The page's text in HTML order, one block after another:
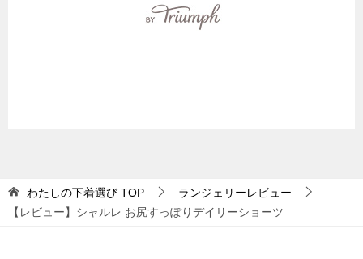
わたしの下着選び TOP
ランジェリーレビュー
【レビュー】シャルレ お尻すっぽりデイリーショーツ